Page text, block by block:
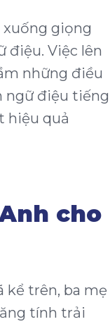
xuống giọng
điệu. Việc lên
những điều
ngữ điệu tiếng
hiệu quả
cho
kể trên, ba mẹ
tính trải